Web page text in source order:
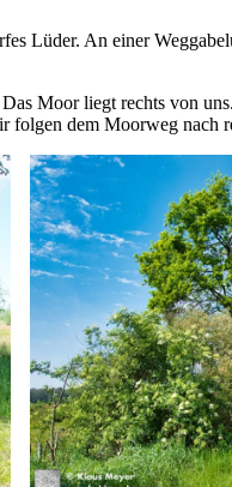
Lüder. An einer
Moor liegt rechts von
folgen dem Moorweg nach